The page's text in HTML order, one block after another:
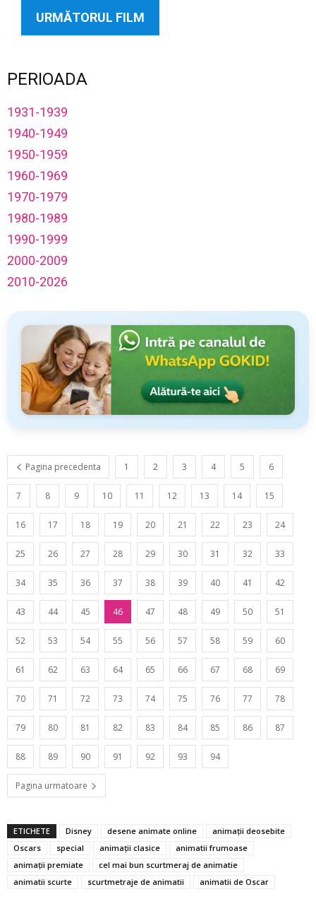
URMĂTORUL FILM
PERIOADA
1931-1939
1940-1949
1950-1959
1960-1969
1970-1979
1980-1989
1990-1999
2000-2009
2010-2026
Pagina precedenta 1 2 3 4 5 6
7 8 9 10 11 12 13 14 15
16 17 18 19 20 21 22 23 24
25 26 27 28 29 30 31 32 33
34 35 36 37 38 39 40 41 42
43 44 45 46 47 48 49 50 51
52 53 54 55 56 57 58 59 60
61 62 63 64 65 66 67 68 69
70 71 72 73 74 75 76 77 78
79 80 81 82 83 84 85 86 87
88 89 90 91 92 93 94
Pagina urmatoare
ETICHETE Disney desene animate online
animaţii deosebite
Oscars
special animații clasice
animatii frumoase
animații premiate
cel mai bun scurtmeraj de animatie
animatii scurte
scurtmetraje de animatii animatii de Oscar